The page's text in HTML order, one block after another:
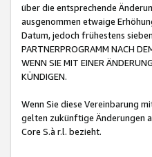
über die entsprechende
ausgenommen etwaige
Datum, jedoch frühestens
PARTNERPROGRAMM NACH
WENN SIE MIT EINER
KÜNDIGEN.
Wenn Sie diese Vereinbarung
gelten zukünftige Änderungen
Core S.à r.l. bezieht.